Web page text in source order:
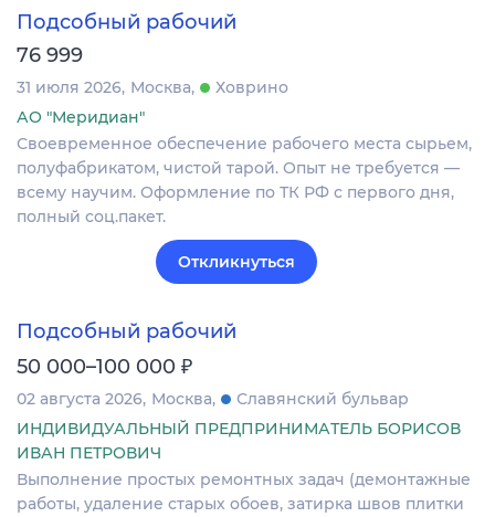
Подсобный рабочий
76 999
31 июля 2026 Москва
Ховрино
АО "Меридиан"
Своевременное обеспечение рабочего места сырьем,
полуфабрикатом, чистой тарой. Опыт не требуется —
всему научим. Оформление по ТК РФ с первого дня,
полный соц.пакет.
Откликнуться
Подсобный рабочий
50 000–100 000 ₽
02 августа 2026 Москва
Славянский бульвар
ИНДИВИДУАЛЬНЫЙ ПРЕДПРИНИМАТЕЛЬ БОРИСОВ
ИВАН ПЕТРОВИЧ
Выполнение простых ремонтных задач (демонтажные
работы, удаление старых обоев, затирка швов плитки